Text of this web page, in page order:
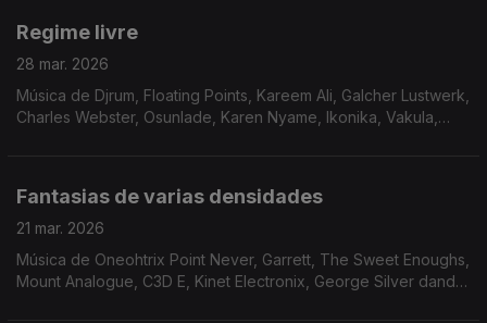
Regime livre
28 mar. 2026
Música de Djrum, Floating Points, Kareem Ali, Galcher Lustwerk,
Charles Webster, Osunlade, Karen Nyame, Ikonika, Vakula,
Fantasias de varias densidades
21 mar. 2026
Música de Oneohtrix Point Never, Garrett, The Sweet Enoughs,
Mount Analogue, C3D E, Kinet Electronix, George Silver dand